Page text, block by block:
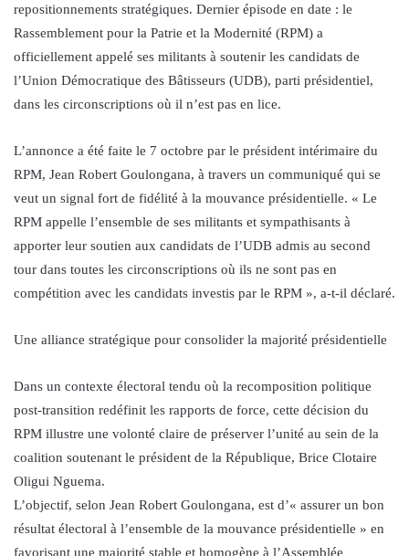
repositionnements stratégiques. Dernier épisode en date : le
Rassemblement pour la Patrie et la Modernité (RPM) a
officiellement appelé ses militants à soutenir les candidats de
l’Union Démocratique des Bâtisseurs (UDB), parti présidentiel,
dans les circonscriptions où il n’est pas en lice.
L’annonce a été faite le 7 octobre par le président intérimaire du
RPM, Jean Robert Goulongana, à travers un communiqué qui se
veut un signal fort de fidélité à la mouvance présidentielle. « Le
RPM appelle l’ensemble de ses militants et sympathisants à
apporter leur soutien aux candidats de l’UDB admis au second
tour dans toutes les circonscriptions où ils ne sont pas en
compétition avec les candidats investis par le RPM », a-t-il déclaré.
Une alliance stratégique pour consolider la majorité présidentielle
Dans un contexte électoral tendu où la recomposition politique
post-transition redéfinit les rapports de force, cette décision du
RPM illustre une volonté claire de préserver l’unité au sein de la
coalition soutenant le président de la République, Brice Clotaire
Oligui Nguema.
L’objectif, selon Jean Robert Goulongana, est d’« assurer un bon
résultat électoral à l’ensemble de la mouvance présidentielle » en
favorisant une majorité stable et homogène à l’Assemblée